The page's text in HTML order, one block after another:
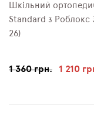
Шкільний
Standard з Роблокс
26)
1 360 грн. 1 210